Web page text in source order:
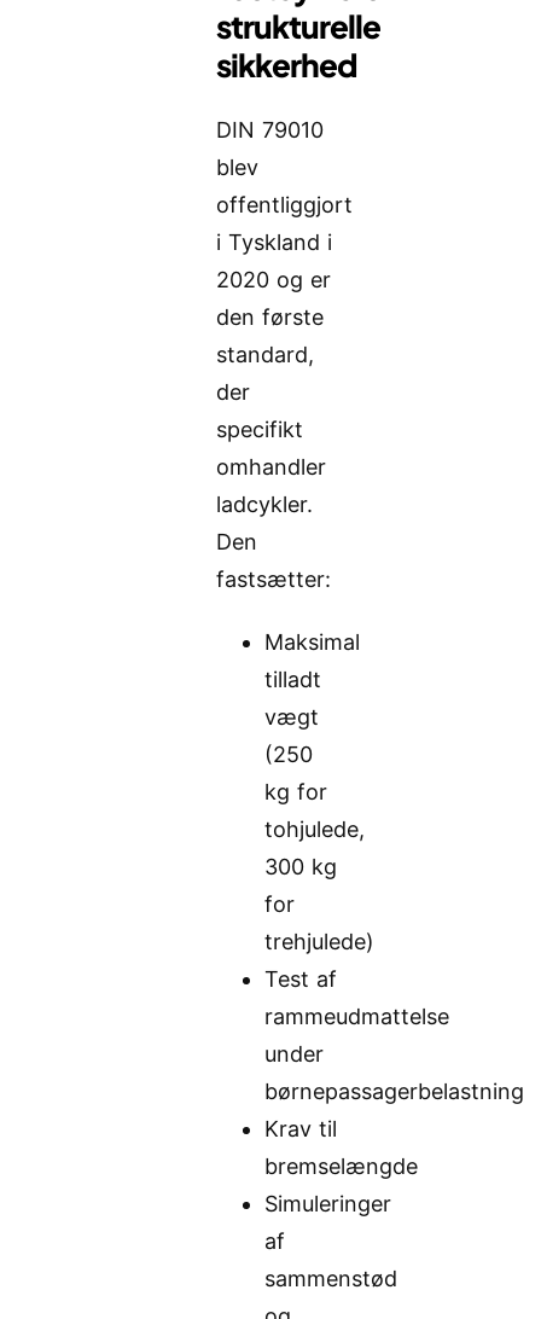
strukturelle
sikkerhed
DIN 79010
blev
offentliggjort
i Tyskland i
2020 og er
den første
standard,
der
specifikt
omhandler
ladcykler.
Den
fastsætter:
Maksimal
tilladt
vægt
(250
kg for
tohjulede,
300 kg
for
trehjulede)
Test af
rammeudmattelse
under
børnepassagerbelastning
Krav til
bremselængde
Simuleringer
af
sammenstød